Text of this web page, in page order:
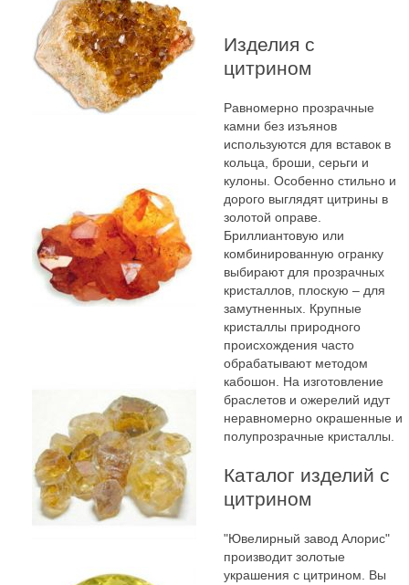
Изделия с
цитрином
Равномерно прозрачные
камни без изъянов
используются для вставок в
кольца, броши, серьги и
кулоны. Особенно стильно и
дорого выглядят цитрины в
золотой оправе.
Бриллиантовую или
комбинированную огранку
выбирают для прозрачных
кристаллов, плоскую – для
замутненных. Крупные
кристаллы природного
происхождения часто
обрабатывают методом
кабошон. На изготовление
браслетов и ожерелий идут
неравномерно окрашенные и
полупрозрачные кристаллы.
Каталог изделий с
цитрином
"Ювелирный завод Алорис"
производит золотые
украшения с цитрином. Вы